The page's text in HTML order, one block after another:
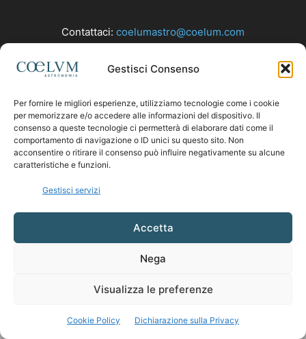
Gestisci Consenso
Per fornire le migliori esperienze, utilizziamo tecnologie come i cookie
per memorizzare e/o accedere alle informazioni del dispositivo. Il
consenso a queste tecnologie ci permetterà di elaborare dati come il
comportamento di navigazione o ID unici su questo sito. Non
acconsentire o ritirare il consenso può influire negativamente su alcune
caratteristiche e funzioni.
Gestisci servizi
Accetta
Nega
Visualizza le preferenze
Cookie Policy Dichiarazione sulla Privacy
Contattaci: coelumastro@coelum.com
SEGUICI